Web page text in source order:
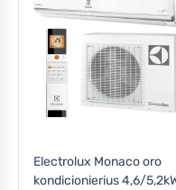
Electrolux Monaco oro
kondicionierius 4,6/